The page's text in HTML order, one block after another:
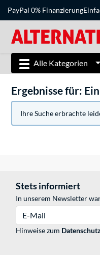
PayPal 0% Finanzierung
Alle Kategorien
Ergebnisse für:
Ihre Suche erbrachte
Stets informiert
In unserem Newsletter
Hinweise zum